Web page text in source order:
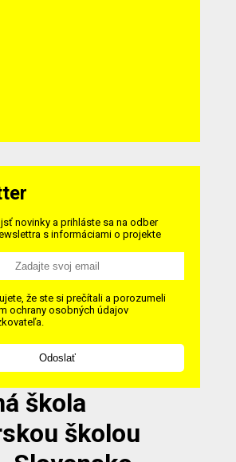
škola
školou
novinky a prihláste sa na odber
s informáciami o projekte
že ste si prečítali a porozumeli
ochrany osobných údajov
Odoslať